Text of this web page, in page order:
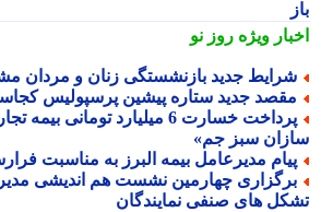
ویژهروز نو
جدید بازنشستگی زنان و مردان
جدید ستاره پیشین پرسپولیس
پرداخت خسارت 6 میلیارد تومانی
سبز جم»
مدیرعامل بیمه البرز به مناسبت
چهارمین نشست هم اندیشی مدیران
های صنفی نمایندگان